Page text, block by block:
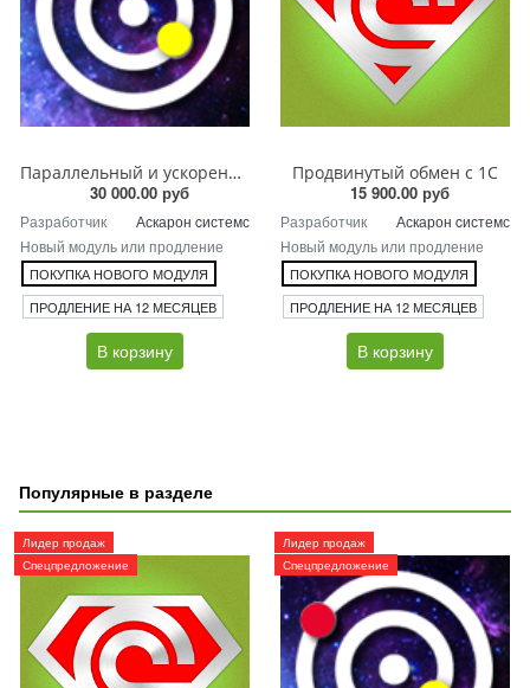
Параллельный и ускоренный обмен с 1С
30 000.00 руб
Разработчик
Аскарон cистемс
Новый модуль или продление
ПОКУПКА НОВОГО МОДУЛЯ
ПРОДЛЕНИЕ НА 12 МЕСЯЦЕВ
В корзину
Продвинутый обмен с 1С
15 900.00 руб
Разработчик
Аскарон cистемс
Новый модуль или продление
ПОКУПКА НОВОГО МОДУЛЯ
ПРОДЛЕНИЕ НА 12 МЕСЯЦЕВ
В корзину
Популярные в разделе
Лидер продаж
Спецпредложение
Лидер продаж
Спецпредложение